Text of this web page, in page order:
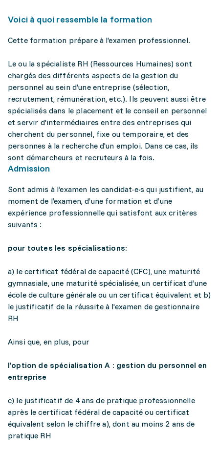
Voici à quoi ressemble la formation
Cette formation prépare à l'examen professionnel.
Le ou la spécialiste RH (Ressources Humaines) sont
chargés des différents aspects de la gestion du
personnel au sein d'une entreprise (sélection,
recrutement, rémunération, etc.). Ils peuvent aussi être
spécialisés dans le placement et le conseil en personnel
et servir d'intermédiaires entre des entreprises qui
cherchent du personnel, fixe ou temporaire, et des
personnes à la recherche d'un emploi. Dans ce cas, ils
sont démarcheurs et recruteurs à la fois.
Admission
Sont admis à l’examen les candidat·e·s qui justifient, au
moment de l’examen, d’une formation et d’une
expérience professionnelle qui satisfont aux critères
suivants :
pour toutes les spécialisations:
a) le certificat fédéral de capacité (CFC), une maturité
gymnasiale, une maturité spécialisée, un certificat d’une
école de culture générale ou un certificat équivalent et b)
le justificatif de la réussite à l'examen de gestionnaire
RH
Ainsi que, en plus, pour
l'option de spécialisation A : gestion du personnel en
entreprise
c) le justificatif de 4 ans de pratique professionnelle
après le certificat fédéral de capacité ou certificat
équivalent selon le chiffre a), dont au moins 2 ans de
pratique RH